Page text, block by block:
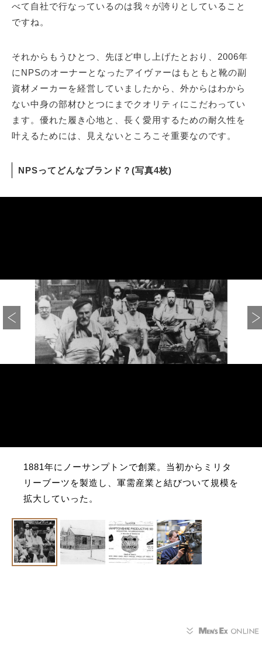
べて自社で行なっているのは我々が誇りとしていること
ですね。
それからもうひとつ、先ほど申し上げたとおり、2006年
にNPSのオーナーとなったアイヴァーはもともと靴の副
資材メーカーを経営していましたから、外からはわから
ない中身の部材ひとつにまでクオリティにこだわってい
ます。優れた履き心地と、長く愛用するための耐久性を
叶えるためには、見えないところこそ重要なのです。
NPSってどんなブランド？(写真4枚)
1881年にノーサンプトンで創業。当初からミリタ
リーブーツを製造し、軍需産業と結びついて規模を
拡大していった。